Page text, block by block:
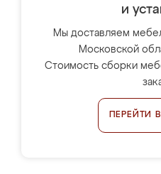
и
Мы доставляем
Московской
Стоимость сборки
ПЕРЕЙТИ